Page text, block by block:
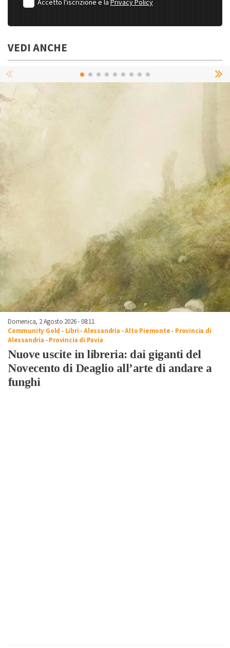
Accetto l'iscrizione e la Privacy Policy
VEDI ANCHE
Domenica, 2 Agosto 2026 - 08:11
Community Gold - Libri-Alessandria -Alto Piemonte- Provincia di
Alessandria -Provincia di Pavia
Nuove uscite in libreria: dai giganti del
Novecento di Deaglio all’arte di andare a
funghi